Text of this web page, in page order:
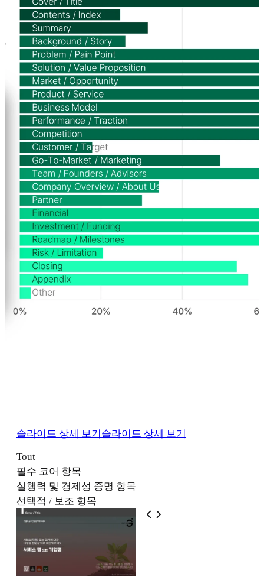
슬라이드 상세 보기 슬라이드 상세 보기
Tout
필수 코어 항목
실행력 및 경제성 증명 항목
선택적 / 보조 항목